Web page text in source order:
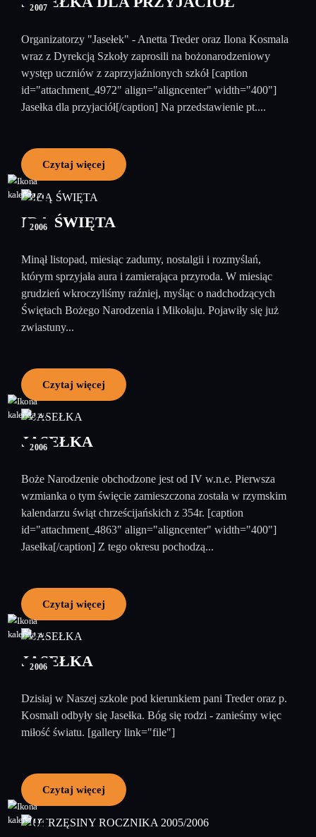
2007
Organizatorzy "Jasełek" - Anetta Treder oraz Ilona Kosmala
wraz z Dyrekcją Szkoły zaprosili na bożonarodzeniowy
występ uczniów z zaprzyjaźnionych szkół [caption
id="attachment_4972" align="aligncenter" width="400"]
Jasełka dla przyjaciół[/caption] Na przedstawienie pt....
Czytaj więcej
24
2006
IDĄ ŚWIĘTA
Minął listopad, miesiąc zadumy, nostalgii i rozmyślań,
którym sprzyjała aura i zamierająca przyroda. W miesiąc
grudzień wkroczyliśmy raźniej, myśląc o nadchodzących
Świętach Bożego Narodzenia i Mikołaju. Pojawiły się już
zwiastuny...
Czytaj więcej
22
2006
JASEŁKA
Boże Narodzenie obchodzone jest od IV w.n.e. Pierwsza
wzmianka o tym święcie zamieszczona została w rzymskim
kalendarzu świąt chrześcijańskich z 354r. [caption
id="attachment_4863" align="aligncenter" width="400"]
Jasełka[/caption] Z tego okresu pochodzą...
Czytaj więcej
22
2006
JASEŁKA
Dzisiaj w Naszej szkole pod kierunkiem pani Treder oraz p.
Kosmali odbyły się Jasełka. Bóg się rodzi - zanieśmy więc
miłość światu. [gallery link="file"]
Czytaj więcej
04